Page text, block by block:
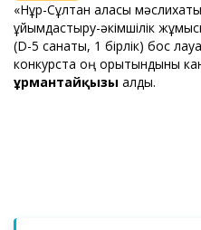
«Нұр-Сұлтан қаласы
ұйымдастыру-әкімшілік
(D-5 санаты, 1 бірлік) бос
конкурста оң қорытындыны
Құрмантайқызы алды.